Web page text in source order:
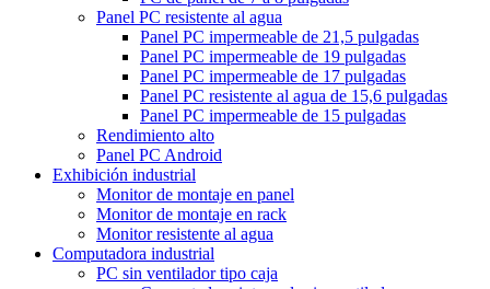
Panel PC resistente al agua
Panel PC impermeable de 21,5 pulgadas
Panel PC impermeable de 19 pulgadas
Panel PC impermeable de 17 pulgadas
Panel PC resistente al agua de 15,6 pulgadas
Panel PC impermeable de 15 pulgadas
Rendimiento alto
Panel PC Android
Exhibición industrial
Monitor de montaje en panel
Monitor de montaje en rack
Monitor resistente al agua
Computadora industrial
PC sin ventilador tipo caja